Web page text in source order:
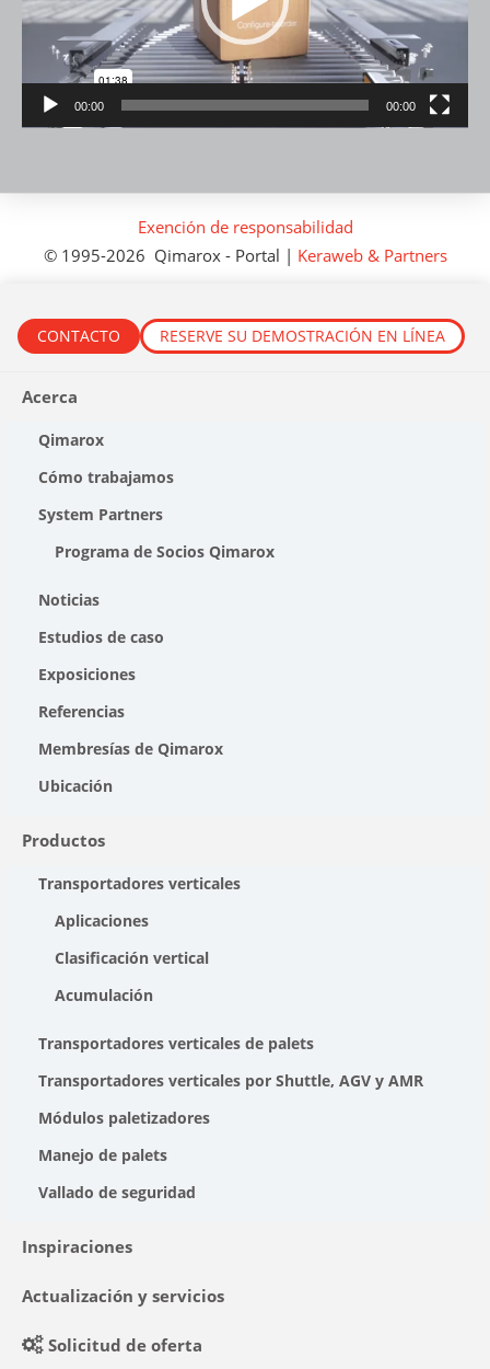
00:00 00:00
Exención de responsabilidad
© 1995-2026 Qimarox - Portal | Keraweb & Partners
CONTACTO RESERVE SU DEMOSTRACIÓN EN LÍNEA
Acerca
Qimarox
Cómo trabajamos
System Partners
Programa de Socios Qimarox
Noticias
Estudios de caso
Exposiciones
Referencias
Membresías de Qimarox
Ubicación
Productos
Transportadores verticales
Aplicaciones
Clasificación vertical
Acumulación
Transportadores verticales de palets
Transportadores verticales por Shuttle, AGV y AMR
Módulos paletizadores
Manejo de palets
Vallado de seguridad
Inspiraciones
Actualización y servicios
Solicitud de oferta